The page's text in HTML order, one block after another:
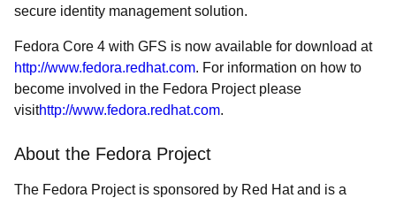
secure identity management solution.
Fedora Core 4 with GFS is now available for download at
http://www.fedora.redhat.com. For information on how to
become involved in the Fedora Project please
visithttp://www.fedora.redhat.com.
About the Fedora Project
The Fedora Project is sponsored by Red Hat and is a